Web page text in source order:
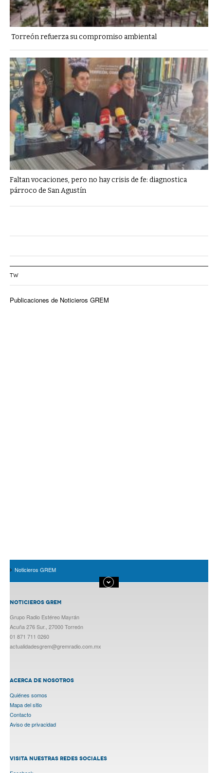
Torreón refuerza su compromiso ambiental
Faltan vocaciones, pero no hay crisis de fe: diagnostica
párroco de San Agustín
TW
Publicaciones de Noticieros GREM
Noticieros GREM
NOTICIEROS GREM
Grupo Radio Estéreo Mayrán
Acuña 276 Sur., 27000 Torreón
01 871 711 0260
actualidadesgrem@gremradio.com.mx
ACERCA DE NOSOTROS
Quiénes somos
Mapa del sitio
Contacto
Aviso de privacidad
VISITA NUESTRAS REDES SOCIALES